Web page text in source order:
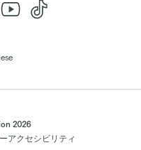
2026
アクセシビリティ